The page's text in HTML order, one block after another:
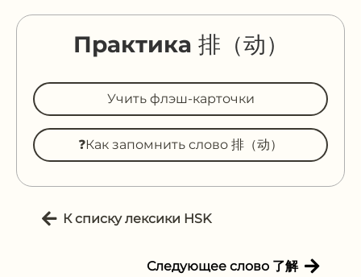
Практика 排（动）
Учить флэш-карточки
❓Как запомнить слово 排（动）
К списку лексики HSK
Следующее слово 了解